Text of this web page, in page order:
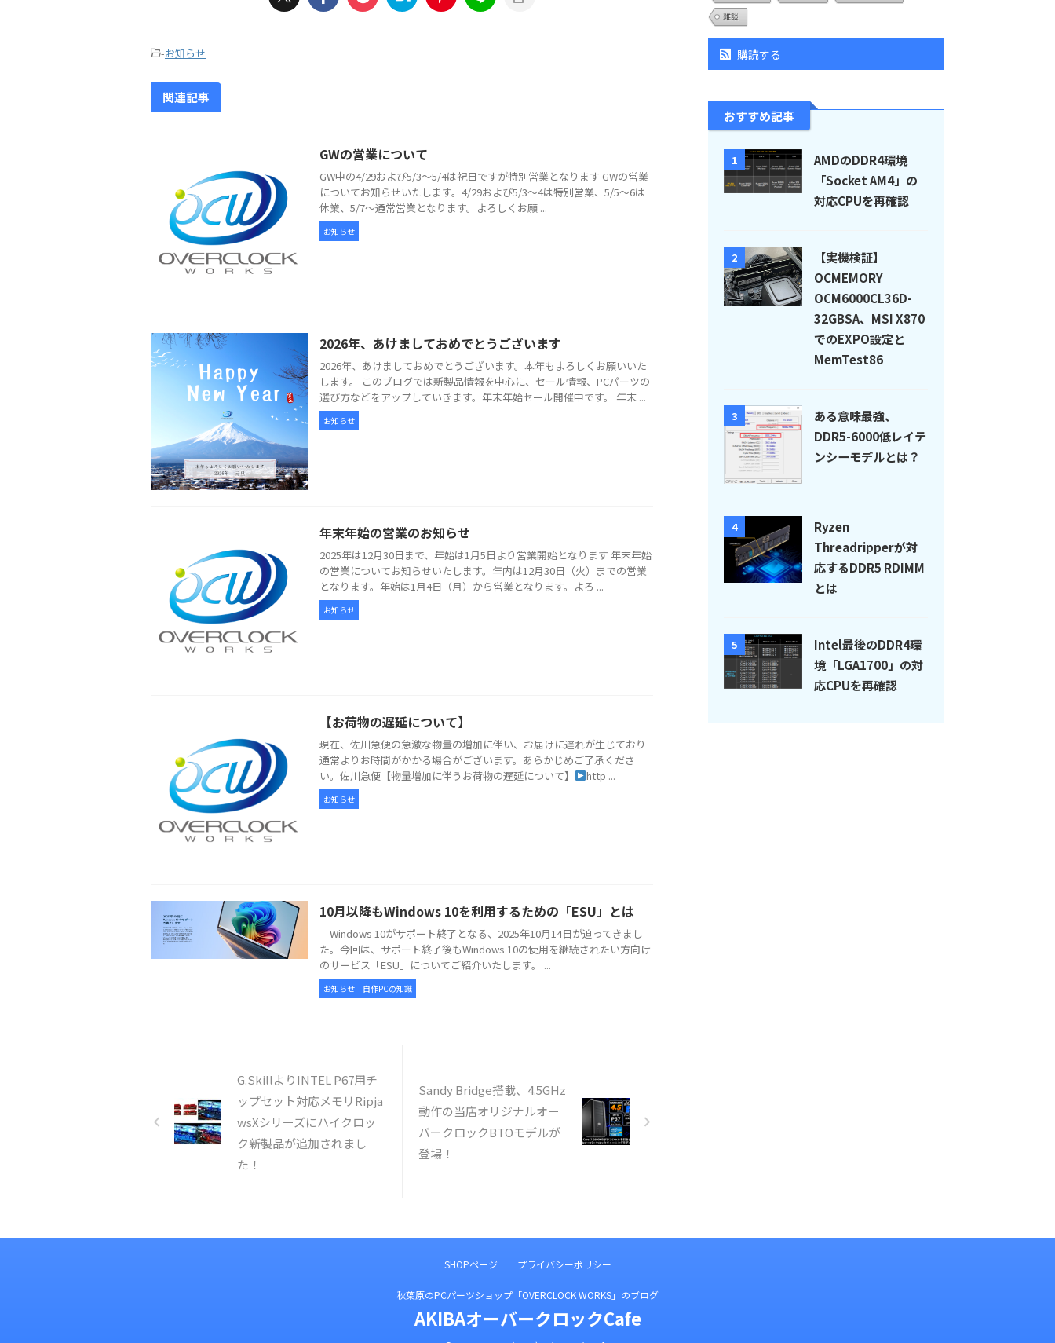
-お知らせ
関連記事
GWの営業について
GW中の4/29および5/3～5/4は祝日ですが特別営業となります GWの営業
についてお知らせいたします。4/29および5/3～4は特別営業、5/5～6は
休業、5/7～通常営業となります。よろしくお願 ...
お知らせ
2026年、あけましておめでとうございます
2026年、あけましておめでとうございます。本年もよろしくお願いいた
します。 このブログでは新製品情報を中心に、セール情報、PCパーツの
選び方などをアップしていきます。年末年始セール開催中です。 年末 ...
お知らせ
年末年始の営業のお知らせ
2025年は12月30日まで、年始は1月5日より営業開始となります 年末年始
の営業についてお知らせいたします。年内は12月30日（火）までの営業
となります。年始は1月4日（月）から営業となります。よろ ...
お知らせ
【お荷物の遅延について】
現在、佐川急便の急激な物量の増加に伴い、お届けに遅れが生じており
通常よりお時間がかかる場合がございます。あらかじめご了承くださ
い。佐川急便【物量増加に伴うお荷物の遅延について】
http ...
お知らせ
10月以降もWindows 10を利用するための「ESU」とは
Windows 10がサポート終了となる、2025年10月14日が迫ってきまし
た。今回は、サポート終了後もWindows 10の使用を継続されたい方向け
のサービス「ESU」についてご紹介いたします。 ...
お知らせ 自作PCの知識
G.SkillよりINTEL P67用チ
ップセット対応メモリRipja
wsXシリーズにハイクロッ
ク新製品が追加されまし
た！
Sandy Bridge搭載、4.5GHz
動作の当店オリジナルオー
バークロックBTOモデルが
登場！
雑談
購読する
おすすめ記事
1
AMDのDDR4環境
「Socket AM4」の
対応CPUを再確認
2
【実機検証】
OCMEMORY
OCM6000CL36D-
32GBSA、MSI X870
でのEXPO設定と
MemTest86
3
ある意味最強、
DDR5-6000低レイテ
ンシーモデルとは？
4
Ryzen
Threadripperが対
応するDDR5 RDIMM
とは
5
Intel最後のDDR4環
境「LGA1700」の対
応CPUを再確認
SHOPページ プライバシーポリシー
秋葉原のPCパーツショップ「OVERCLOCK WORKS」のブログ
AKIBAオーバークロックCafe